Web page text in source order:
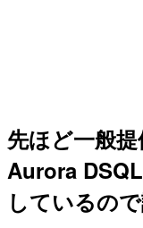
先ほど一般
Aurora
しているの